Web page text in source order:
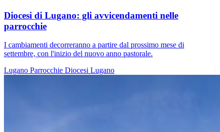
Diocesi di Lugano: gli avvicendamenti nelle
parrocchie
I cambiamenti decorreranno a partire dal prossimo mese di
settembre, con l'inizio del nuovo anno pastorale.
Lugano Parrocchie Diocesi Lugano